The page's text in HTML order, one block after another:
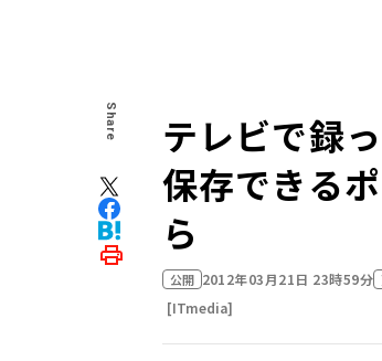
Share
テレビで録
保存できる
ら
公開 2012年03月21日 23時59分
[ITmedia]